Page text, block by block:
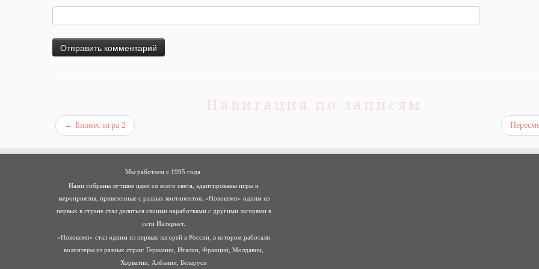
Навигация по записям
← Бизнес игра 2
Мы работаем с 1995 года.
Нами собраны лучшие идеи со всего света, адаптированы игры и
мероприятия, привезенные с разных континентов. «Новокемп» одним из
первых в стране стал делиться своими наработками с другими лагерями в
сети Интернет.
«Новокемп» стал одним из первых лагерей в России, в котором работали
волонтеры из разных стран: Германии, Италии, Франции, Молдавии,
Хорватии, Албании, Беларуси